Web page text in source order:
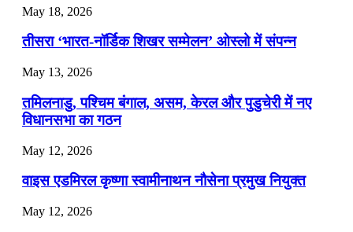
May 18, 2026
तीसरा ‘भारत-नॉर्डिक शिखर सम्मेलन’ ओस्लो में संपन्न
May 13, 2026
तमिलनाडु, पश्चिम बंगाल, असम, केरल और पुडुचेरी में नए
विधानसभा का गठन
May 12, 2026
वाइस एडमिरल कृष्णा स्वामीनाथन नौसेना प्रमुख नियुक्त
May 12, 2026